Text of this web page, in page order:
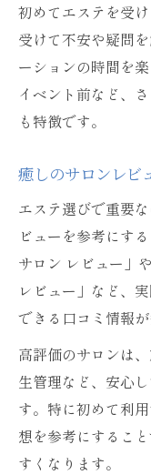
喫
アロマエ
自然素材
エステで
癒しのエ
女性専用で安
女性専用
プライベ
エステ
オイル
癒しのサ
心身をほぐす
ト
エステ
初めてエステを受
受けて不安や疑問
ーションの時間を
イベント前など、
も特徴です。
癒しのサロンレビ
エステ選びで重要
ビューを参考にす
サロン レビュー」
レビュー」など、
できる口コミ情報が
高評価のサロンは
生管理など、安心
す。特に初めて利
想を参考にするこ
すくなります。